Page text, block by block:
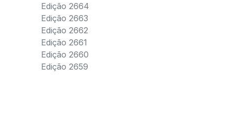
Edição 2664
Edição 2663
Edição 2662
Edição 2661
Edição 2660
Edição 2659